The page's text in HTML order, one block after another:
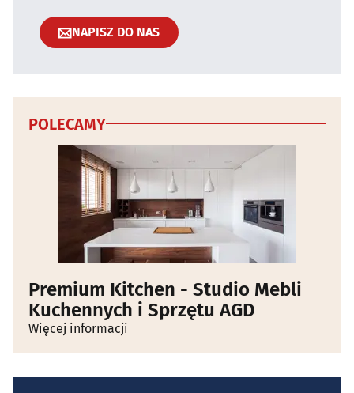
NAPISZ DO NAS
POLECAMY
Premium Kitchen - Studio Mebli
Kuchennych i Sprzętu AGD
Więcej informacji